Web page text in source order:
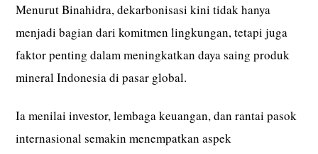
Menurut Binahidra, dekarbonisasi kini tidak hanya
menjadi bagian dari komitmen lingkungan, tetapi juga
faktor penting dalam meningkatkan daya saing produk
mineral Indonesia di pasar global.
Ia menilai investor, lembaga keuangan, dan rantai pasok
internasional semakin menempatkan aspek